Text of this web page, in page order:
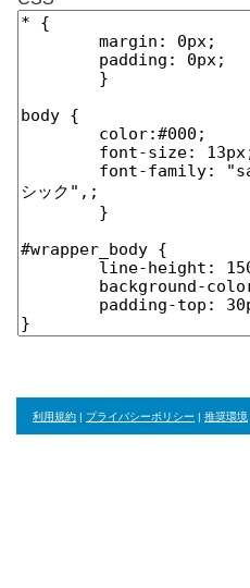
利用規約 | プライバシーポリシー | 推奨環境